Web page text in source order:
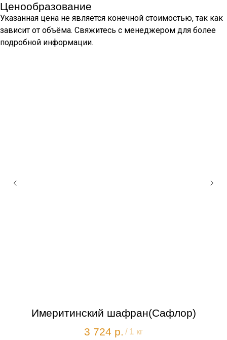
Ценообразование
Указанная цена не является конечной стоимостью, так как
зависит от объёма. Свяжитесь с менеджером для более
подробной информации.
Имеритинский шафран(Сафлор)
3 724 р. / 1 кг